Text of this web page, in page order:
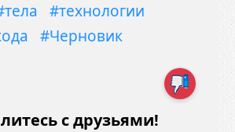
#технологии
#Черновик
с друзьями!